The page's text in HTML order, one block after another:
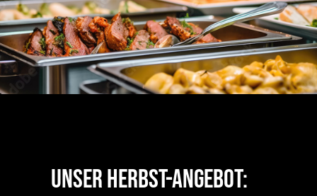
UNSER HERBST-ANGEBOT: